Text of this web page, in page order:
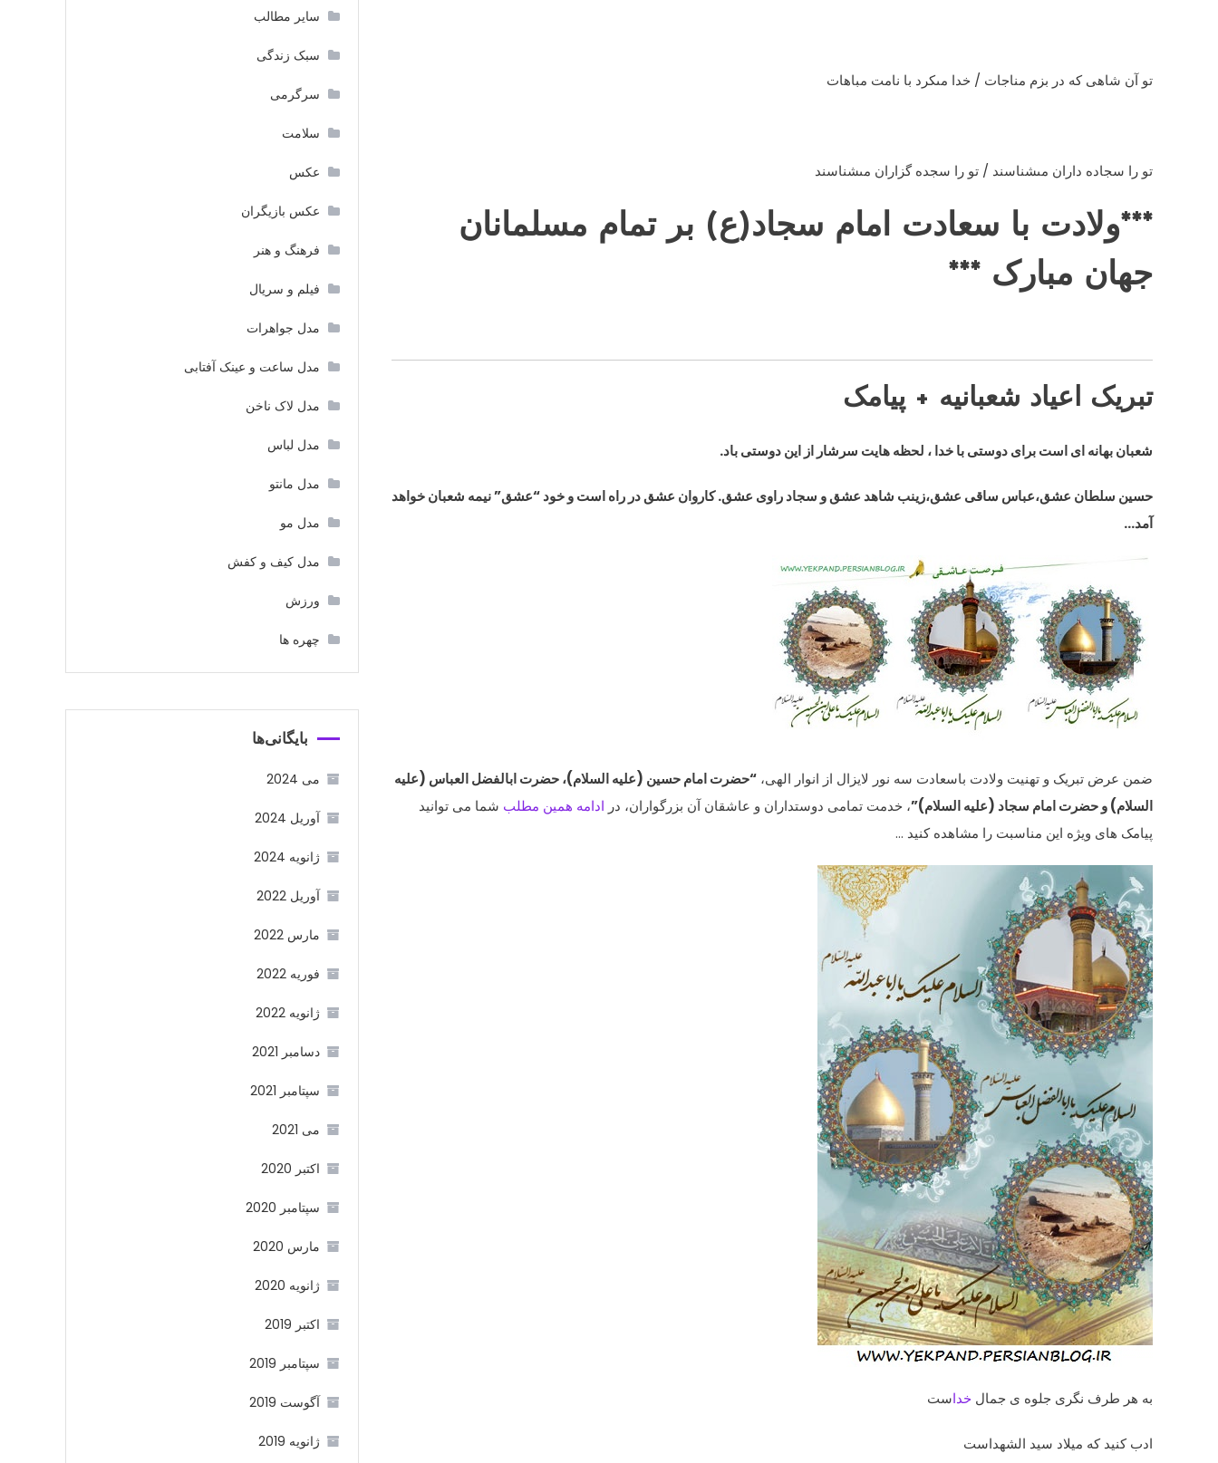
تو آن شاهى که در بزم مناجات / خدا مى‏کرد با نامت مباهات
تو را سجاده داران مى‏شناسند / تو را سجده گزاران مى‏شناسند
***ولادت با سعادت امام سجاد(ع) بر تمام مسلمانان
جهان مبارک ***
تبریک اعیاد شعبانیه + پیامک
شعبان بهانه ای است برای دوستی با خدا ، لحظه هایت سرشار از این دوستی باد.
حسین سلطان عشق،عباس ساقی عشق،زینب شاهد عشق و سجاد راوی عشق. کاروان عشق در راه است و خود “عشق” نیمه شعبان خواهد
آمد…
ضمن عرض تبریک و تهنیت ولادت باسعادت سه نور لایزال از انوار الهی، “حضرت امام حسین (علیه السلام)، حضرت ابالفضل العباس (علیه
السلام) و حضرت امام سجاد (علیه السلام)”، خدمت تمامی دوستداران و عاشقان آن بزرگواران، در ادامه همین مطلب شما می توانید
پیامک های ویژه این مناسبت را مشاهده کنید …
به هر طرف نگری جلوه ی جمال خداست
ادب کنید که میلاد سید الشهداست
سایر مطالب
سبک زندگی
سرگرمی
سلامت
عکس
عکس بازیگران
فرهنگ و هنر
فیلم و سریال
مدل جواهرات
مدل ساعت و عینک آفتابی
مدل لاک ناخن
مدل لباس
مدل مانتو
مدل مو
مدل کیف و کفش
ورزش
چهره ها
بایگانی‌ها
می 2024
آوریل 2024
ژانویه 2024
آوریل 2022
مارس 2022
فوریه 2022
ژانویه 2022
دسامبر 2021
سپتامبر 2021
می 2021
اکتبر 2020
سپتامبر 2020
مارس 2020
ژانویه 2020
اکتبر 2019
سپتامبر 2019
آگوست 2019
ژانویه 2019